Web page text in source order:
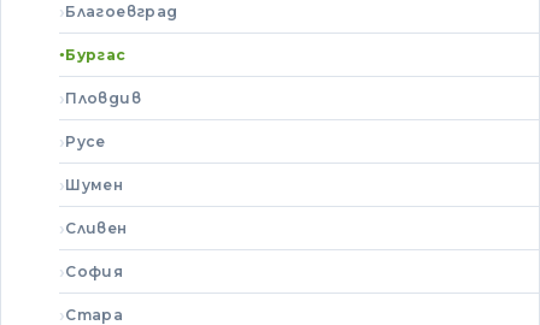
Благоевград
Бургас
Пловдив
Русе
Шумен
Сливен
София
Стара